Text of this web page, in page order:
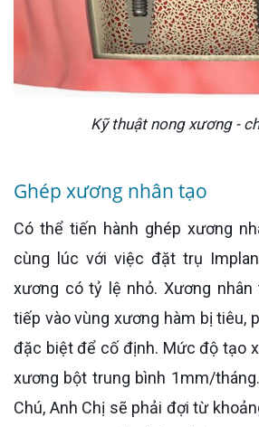
Kỹ thuật nong xương -
Ghép xương nhân tạo
Có thể tiến hành ghép xương nhân tạo trước hoặc
cùng lúc với việc đặt trụ
xương có tỷ lệ nhỏ. Xương
tiếp vào vùng xương hàm bị tiêu,
đặc biệt để cố định. Mức độ tạo
xương bột trung bình 1mm/
Chú, Anh Chị sẽ phải đợi từ